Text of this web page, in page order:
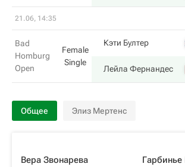
21.06, 14:35
Bad
Homburg
Open
Female
Single
Кэти Бултер
Лейла Фернандес
Общее Элиз Мертенс
Вера Звонарева
Гарбинье